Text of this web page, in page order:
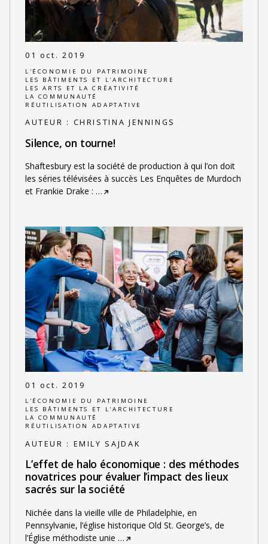
01 oct. 2019
L'ÉCONOMIE DU PATRIMOINE
LES BÂTIMENTS ET L'ARCHITECTURE
LES ARTS ET LA CRÉATIVITÉ
LA COMMUNAUTÉ
RÉUTILISATION ADAPTATIVE
AUTEUR : CHRISTINA JENNINGS
Silence, on tourne!
Shaftesbury est la société de production à qui l’on doit
les séries télévisées à succès Les Enquêtes de Murdoch
et Frankie Drake : …
01 oct. 2019
L'ÉCONOMIE DU PATRIMOINE
LES BÂTIMENTS ET L'ARCHITECTURE
LA COMMUNAUTÉ
RÉUTILISATION ADAPTATIVE
AUTEUR : EMILY SAJDAK
L’effet de halo économique : des méthodes
novatrices pour évaluer l’impact des lieux
sacrés sur la société
Nichée dans la vieille ville de Philadelphie, en
Pennsylvanie, l’église historique Old St. George’s, de
l’Église méthodiste unie …